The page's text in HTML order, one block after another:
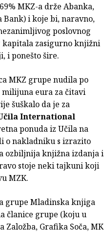
MKZ-a drže Abanka,
i koje bi, naravno,
poslovnog
zasigurno knjižni
i ponešto šire.
MKZ grupe nudila po
milijuna eura za čitavi
šuškalo da je za
International
ponuda iz Učila na
o nakladniku s izrazito
ozbiljnija knjižna izdanja i
stoje neki tajkuni koji
MZK.
grupe Mladinska knjiga
članice grupe (koju u
Grafika Soča, MK